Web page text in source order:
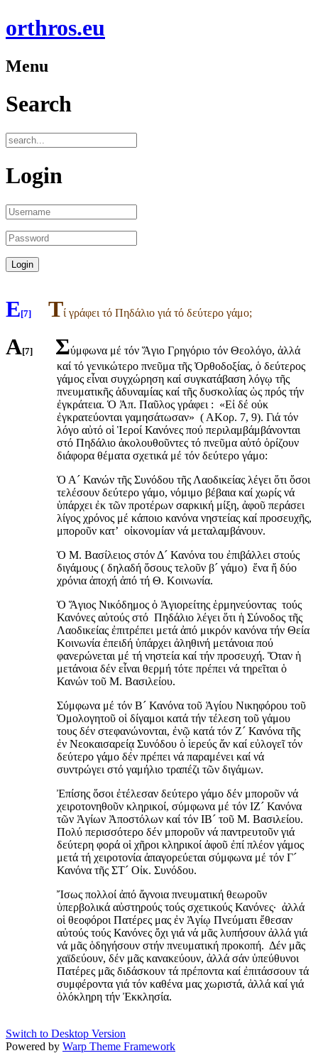
orthros.eu
Menu
Search
Login
E[7] Τί γράφει τό Πηδάλιο γιά τό δεύτερο γάμο;
Α[7] Σύμφωνα μέ τόν Ἅγιο Γρηγόριο τόν Θεολόγο, ἀλλά
καί τό γενικώτερο πνεῦμα τῆς Ὀρθοδοξίας, ὁ δεύτερος
γάμος εἶναι συγχώρηση καί συγκατάβαση λόγῳ τῆς
πνευματικῆς ἀδυναμίας καί τῆς δυσκολίας ὡς πρός τήν
ἐγκράτεια. Ὁ Ἀπ. Παῦλος γράφει : «Εἰ δέ οὐκ
ἐγκρατεύονται γαμησάτωσαν» ( ΑΚορ. 7, 9). Γιά τόν
λόγο αὐτό οἱ Ἱεροί Κανόνες πού περιλαμβάμβάνονται
στό Πηδάλιο ἀκολουθοῦντες τό πνεῦμα αὐτό ὁρίζουν
διάφορα θέματα σχετικά μέ τόν δεύτερο γάμο:
Ὁ Α´ Κανών τῆς Συνόδου τῆς Λαοδικείας λέγει ὅτι ὅσοι
τελέσουν δεύτερο γάμο, νόμιμο βέβαια καί χωρίς νά
ὑπάρχει ἐκ τῶν προτέρων σαρκική μίξη, ἀφοῦ περάσει
λίγος χρόνος μέ κάποιο κανόνα νηστείας καί προσευχῆς,
μποροῦν κατ’ οἰκονομίαν νά μεταλαμβάνουν.
Ὁ Μ. Βασίλειος στόν Δ´ Κανόνα του ἐπιβάλλει στούς
διγάμους ( δηλαδή ὅσους τελοῦν β´ γάμο) ἕνα ἤ δύο
χρόνια ἀποχή ἀπό τή Θ. Κοινωνία.
Ὁ Ἅγιος Νικόδημος ὁ Ἁγιορείτης ἑρμηνεύοντας τούς
Κανόνες αὐτούς στό Πηδάλιο λέγει ὅτι ἡ Σύνοδος τῆς
Λαοδικείας ἐπιτρέπει μετά ἀπό μικρόν κανόνα τήν Θεία
Κοινωνία ἐπειδή ὑπάρχει ἀληθινή μετάνοια πού
φανερώνεται μέ τή νηστεία καί τήν προσευχή. Ὅταν ἡ
μετάνοια δέν εἶναι θερμή τότε πρέπει νά τηρεῖται ὁ
Κανών τοῦ Μ. Βασιλείου.
Σύμφωνα μέ τόν Β´ Κανόνα τοῦ Ἁγίου Νικηφόρου τοῦ
Ὁμολογητοῦ οἱ δίγαμοι κατά τήν τέλεση τοῦ γάμου
τους δέν στεφανώνονται, ἐνῷ κατά τόν Ζ´ Κανόνα τῆς
ἐν Νεοκαισαρείᾳ Συνόδου ὁ ἱερεύς ἄν καί εὐλογεῖ τόν
δεύτερο γάμο δέν πρέπει νά παραμένει καί νά
συντρώγει στό γαμήλιο τραπέζι τῶν διγάμων.
Ἐπίσης ὅσοι ἐτέλεσαν δεύτερο γάμο δέν μποροῦν νά
χειροτονηθοῦν κληρικοί, σύμφωνα μέ τόν ΙΖ´ Κανόνα
τῶν Ἁγίων Ἀποστόλων καί τόν ΙΒ´ τοῦ Μ. Βασιλείου.
Πολύ περισσότερο δέν μποροῦν νά παντρευτοῦν γιά
δεύτερη φορά οἱ χῆροι κληρικοί ἀφοῦ ἐπί πλέον γάμος
μετά τή χειροτονία ἀπαγορεύεται σύμφωνα μέ τόν Γ´
Κανόνα τῆς ΣΤ´ Οἰκ. Συνόδου.
Ἴσως πολλοί ἀπό ἄγνοια πνευματική θεωροῦν
ὑπερβολικά αὐστηρούς τούς σχετικούς Κανόνες· ἀλλά
οἱ θεοφόροι Πατέρες μας ἐν Ἁγίῳ Πνεύματι ἔθεσαν
αὐτούς τούς Κανόνες ὄχι γιά νά μᾶς λυπήσουν ἀλλά γιά
νά μᾶς ὁδηγήσουν στήν πνευματική προκοπή. Δέν μᾶς
χαϊδεύουν, δέν μᾶς κανακεύουν, ἀλλά σάν ὑπεύθυνοι
Πατέρες μᾶς διδάσκουν τά πρέποντα καί ἐπιτάσσουν τά
συμφέροντα γιά τόν καθένα μας χωριστά, ἀλλά καί γιά
ὁλόκληρη τήν Ἐκκλησία.
Switch to Desktop Version
Powered by Warp Theme Framework